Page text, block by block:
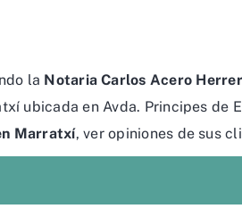
la Notaria Carlos Acero
ubicada en Avda. Principes de
Marratxí, ver opiniones de sus